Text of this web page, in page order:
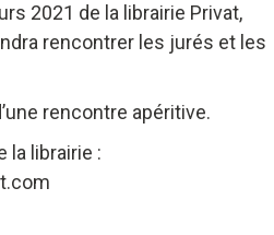
2021 de la librairie Privat,
rencontrer les jurés et les
rencontre apéritive.
la librairie :